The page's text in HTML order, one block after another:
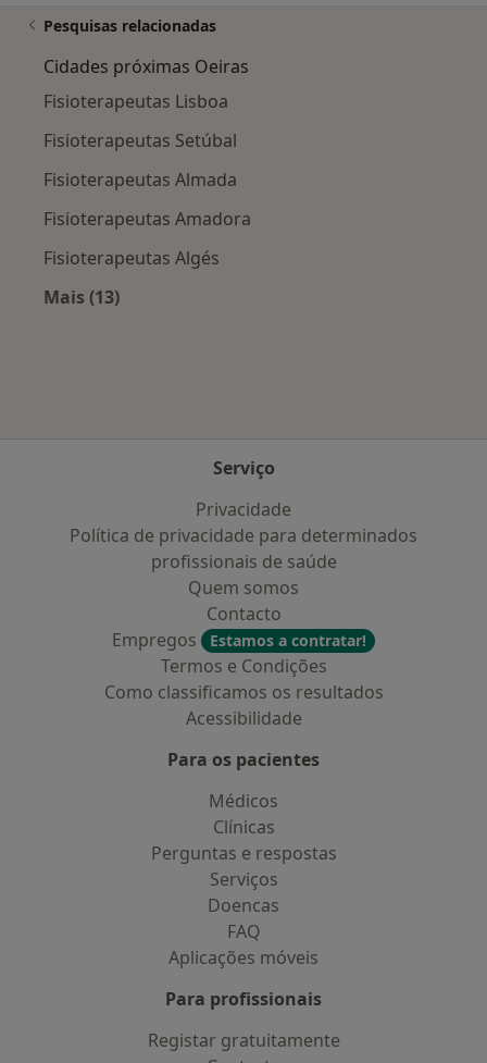
Pesquisas relacionadas
Cidades próximas Oeiras
Fisioterapeutas Lisboa
Fisioterapeutas Setúbal
Fisioterapeutas Almada
Fisioterapeutas Amadora
Fisioterapeutas Algés
Mais (13)
Serviço
Privacidade
Política de privacidade para determinados
profissionais de saúde
Quem somos
Contacto
Empregos
Estamos a contratar!
Termos e Condições
Como classificamos os resultados
Acessibilidade
Para os pacientes
Médicos
Clínicas
Perguntas e respostas
Serviços
Doencas
FAQ
Aplicações móveis
Para profissionais
Registar gratuitamente